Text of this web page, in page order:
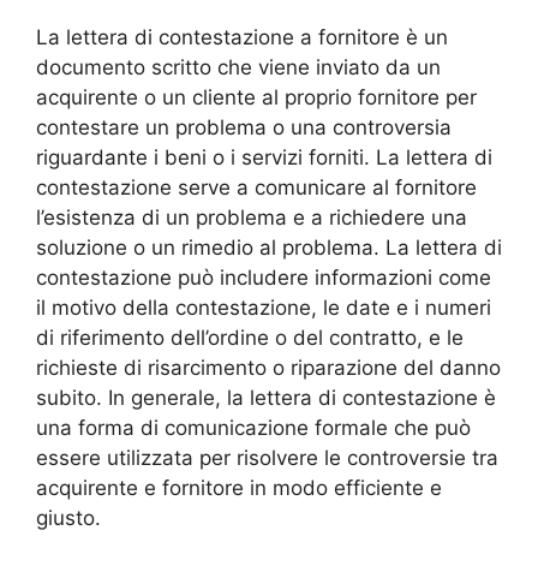
La lettera di contestazione a fornitore è un
documento scritto che viene inviato da un
acquirente o un cliente al proprio fornitore per
contestare un problema o una controversia
riguardante i beni o i servizi forniti. La lettera di
contestazione serve a comunicare al fornitore
l’esistenza di un problema e a richiedere una
soluzione o un rimedio al problema. La lettera di
contestazione può includere informazioni come
il motivo della contestazione, le date e i numeri
di riferimento dell’ordine o del contratto, e le
richieste di risarcimento o riparazione del danno
subito. In generale, la lettera di contestazione è
una forma di comunicazione formale che può
essere utilizzata per risolvere le controversie tra
acquirente e fornitore in modo efficiente e
giusto.